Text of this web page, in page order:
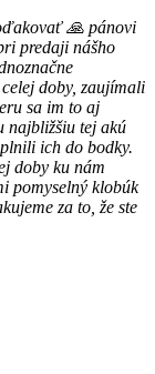
🙏 pánovi
predaji nášho
doby, zaujímali
sa im to aj
najbližšiu tej akú
ich do bodky.
doby ku nám
pomyselný klobúk
za to, že ste